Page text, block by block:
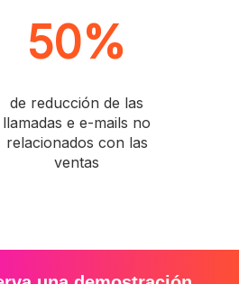
50%
de reducción de las
llamadas e e-mails no
relacionados con las
ventas